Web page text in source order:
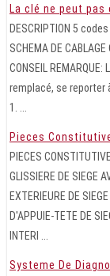
La clé ne peut
DESCRIPTION 5
SCHEMA DE
CONSEIL
remplacé, se reporter
1. ...
Pieces
PIECES
GLISSIERE DE SIEGE
EXTERIEURE DE
D'APPUIE-TETE DE
INTERI ...
Systeme De